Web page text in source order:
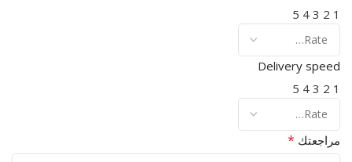
1
2
3
4
5
Delivery speed
1
2
3
4
5
مراجعتك *